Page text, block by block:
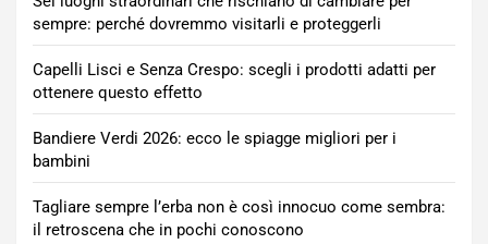
sempre: perché dovremmo visitarli e proteggerli
Capelli Lisci e Senza Crespo: scegli i prodotti adatti per
ottenere questo effetto
Bandiere Verdi 2026: ecco le spiagge migliori per i
bambini
Tagliare sempre l’erba non è così innocuo come sembra:
il retroscena che in pochi conoscono